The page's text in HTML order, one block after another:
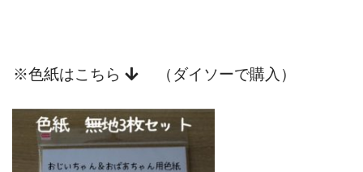
※色紙はこちら （ダイソーで購入）